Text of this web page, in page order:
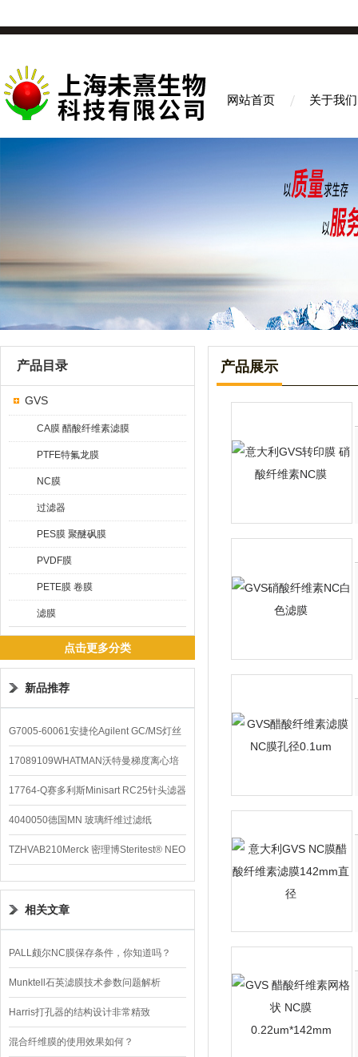
网站首页 关于我们
产品目录
GVS
CA膜 醋酸纤维素滤膜
PTFE特氟龙膜
NC膜
过滤器
PES膜 聚醚砜膜
PVDF膜
PETE膜 卷膜
滤膜
点击更多分类
新品推荐
G7005-60061安捷伦Agilent GC/MS灯丝
配件
17089109WHATMAN沃特曼梯度离心培
养基
17764-Q赛多利斯Minisart RC25针头滤器
4040050德国MN 玻璃纤维过滤纸
TZHVAB210Merck 密理博Steritest® NEO
设备
相关文章
PALL颇尔NC膜保存条件，你知道吗？
Munktell石英滤膜技术参数问题解析
Harris打孔器的结构设计非常精致
混合纤维膜的使用效果如何？
产品展示